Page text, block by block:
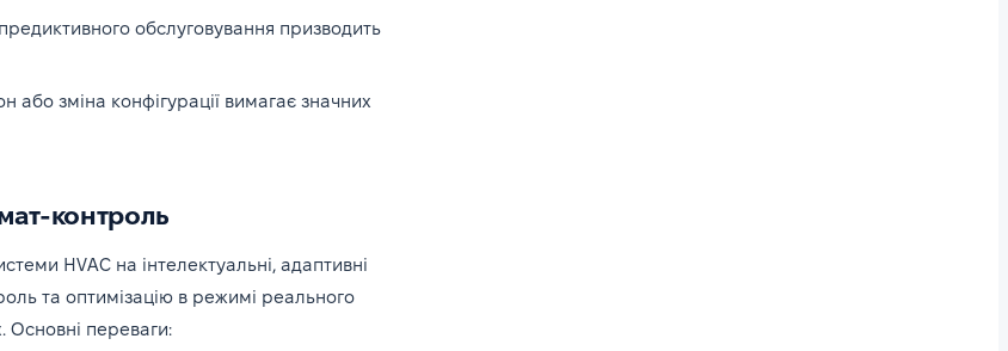
предиктивного обслуговування призводить
або зміна конфігурації вимагає значних
контроль
HVAC на інтелектуальні, адаптивні
та оптимізацію в режимі реального
Основні переваги: